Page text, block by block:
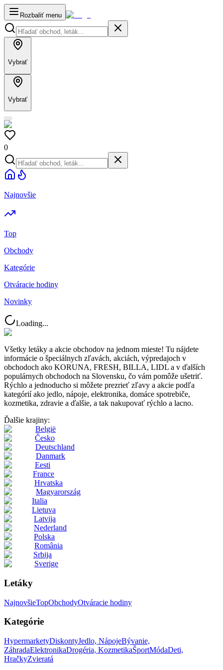
Rozbaliť menu
Vybrať
Vybrať
0
Najnovšie
Top
Obchody
Kategórie
Otváracie hodiny
Novinky
Loading...
Všetky letáky a akcie obchodov na jednom mieste! Tu nájdete
informácie o špeciálnych zľavách, akciách, výpredajoch v
obchodoch ako KORUNA, FRESH, BILLA, LIDL a v ďalších
populárnych obchodoch na Slovensku, čo vám pomôže ušetriť.
Rýchlo a jednoducho si môžete prezrieť zľavy a akcie podľa
kategórií ako jedlo, nápoje, elektronika, domáce spotrebiče,
kozmetika, zdravie a ďalšie, a tak nakupovať rýchlo a lacno.
Ďalšie krajiny:
België
Česko
Deutschland
Danmark
Eesti
France
Hrvatska
Magyarország
Italia
Lietuva
Latvija
Nederland
Polska
România
Srbija
Sverige
Letáky
NajnovšieTopObchodyOtváracie hodiny
Kategórie
HypermarketyDiskontyJedlo, NápojeBývanie,
ZáhradaElektronikaDrogéria, KozmetikaŠportMódaDeti,
HračkyZvieratá